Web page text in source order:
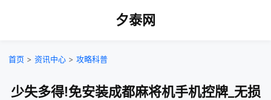
夕泰网
首页 > 资讯中心 > 攻略科普
少失多得!免安装成都麻将机手机控牌_无损